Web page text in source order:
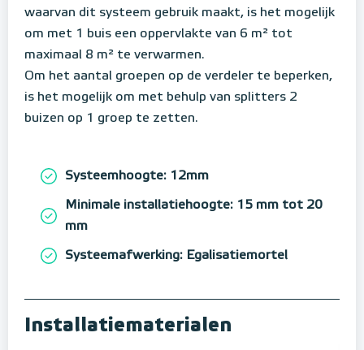
waarvan dit systeem gebruik maakt, is het mogelijk
om met 1 buis een oppervlakte van 6 m² tot
maximaal 8 m² te verwarmen.
Om het aantal groepen op de verdeler te beperken,
is het mogelijk om met behulp van splitters 2
buizen op 1 groep te zetten.
Systeemhoogte: 12mm
Minimale installatiehoogte: 15 mm tot 20
mm
Systeemafwerking: Egalisatiemortel
Installatiematerialen